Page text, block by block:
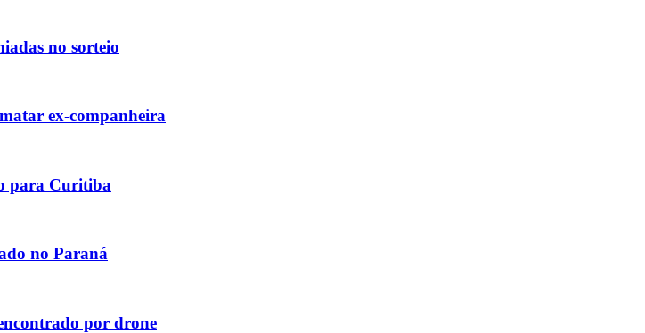
no sorteio
ex-companheira
para Curitiba
no Paraná
por drone